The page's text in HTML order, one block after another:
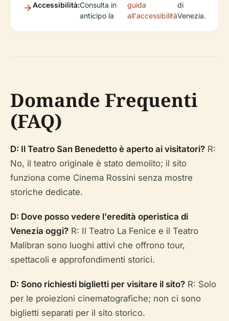
Accessibilità:Consulta in
anticipo la
guida
all'accessibilità
di
Venezia.
Domande Frequenti
(FAQ)
D: Il Teatro San Benedetto è aperto ai visitatori? R:
No, il teatro originale è stato demolito; il sito
funziona come Cinema Rossini senza mostre
storiche dedicate.
D: Dove posso vedere l'eredità operistica di
Venezia oggi? R: Il Teatro La Fenice e il Teatro
Malibran sono luoghi attivi che offrono tour,
spettacoli e approfondimenti storici.
D: Sono richiesti biglietti per visitare il sito? R: Solo
per le proiezioni cinematografiche; non ci sono
biglietti separati per il sito storico.